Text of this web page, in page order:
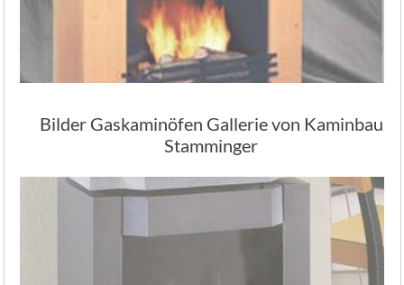
Bilder Gaskaminöfen Gallerie von Kaminbau
Stamminger